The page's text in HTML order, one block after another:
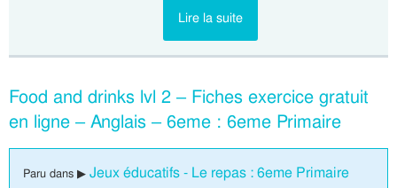
Lire la suite
Food and drinks lvl 2 – Fiches exercice gratuit
en ligne – Anglais – 6eme : 6eme Primaire
Paru dans ▶ Jeux éducatifs - Le repas : 6eme Primaire